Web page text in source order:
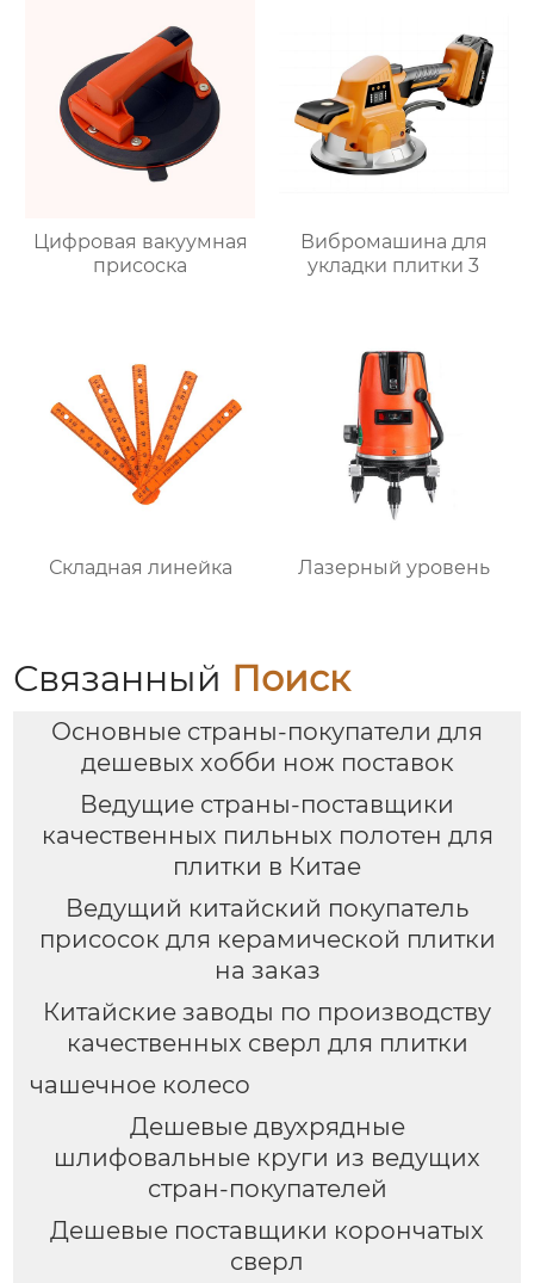
Цифровая вакуумная
присоска
Вибромашина для
укладки плитки 3
Складная линейка Лазерный уровень
Связанный Поиск
Основные страны-покупатели для
дешевых хобби нож поставок
Ведущие страны-поставщики
качественных пильных полотен для
плитки в Китае
Ведущий китайский покупатель
присосок для керамической плитки
на заказ
Китайские заводы по производству
качественных сверл для плитки
чашечное колесо
Дешевые двухрядные
шлифовальные круги из ведущих
стран-покупателей
Дешевые поставщики корончатых
сверл